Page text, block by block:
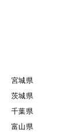
宮城県
茨城県
千葉県
富山県